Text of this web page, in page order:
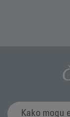
Kako mogu